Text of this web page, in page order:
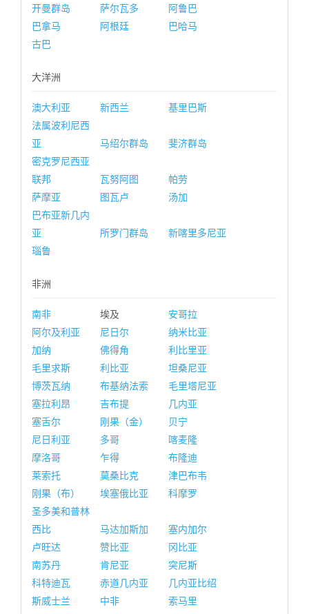
开曼群岛
萨尔瓦多
阿鲁巴
巴拿马
阿根廷
巴哈马
古巴
大洋洲
澳大利亚 新西兰
基里巴斯
法属波利尼西
亚
马绍尔群岛
斐济群岛
密克罗尼西亚
联邦
瓦努阿图
帕劳
萨摩亚
图瓦卢
汤加
巴布亚新几内
亚
所罗门群岛
新喀里多尼亚
瑙鲁
非洲
南非 埃及
安哥拉
阿尔及利亚
尼日尔
纳米比亚
加纳
佛得角
利比里亚
毛里求斯
利比亚
坦桑尼亚
博茨瓦纳
布基纳法索
毛里塔尼亚
塞拉利昂
吉布提
几内亚
塞舌尔
刚果（金）
贝宁
尼日利亚
多哥
喀麦隆
摩洛哥
乍得
布隆迪
莱索托
莫桑比克
津巴布韦
刚果（布）
埃塞俄比亚
科摩罗
圣多美和普林
西比
马达加斯加
塞内加尔
卢旺达
赞比亚
冈比亚
南苏丹
肯尼亚
突尼斯
科特迪瓦
赤道几内亚
几内亚比绍
斯威士兰
中非
索马里